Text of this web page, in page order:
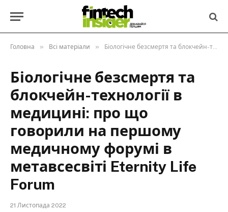
Головна » Всі матеріали » Біологічне безсмертя та блокчейн-технології в медицині: про що говорили на першому медичному форумі в метавсесвіті Eternity Life Forum
Біологічне безсмертя та
блокчейн-технології в
медицині: про що
говорили на першому
медичному форумі в
метавсесвіті Eternity Life
Forum
21 Листопада 2022